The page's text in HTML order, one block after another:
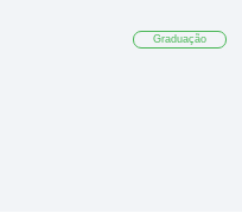
Graduação